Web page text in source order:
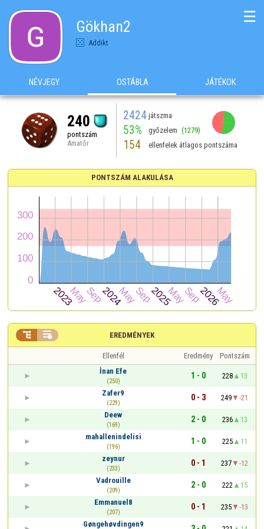
Gökhan2
Addikt
☰
NÉVJEGY OSTÁBLA JÁTÉKOK
240
pontszám
Amatőr
2424 játszma
53% győzelem (1279)
154 ellenfelek átlagos pontszáma
PONTSZÁM ALAKULÁSA
EREDMÉNYEK
 
Ellenfél Eredmény
Pontszám
İnan Efe
(250)
1 - 0 228
13
Zafer9
(229)
0 - 3 249
-21
Deew
(169)
2 - 0 236
13
mahallenindelisi
(196)
1 - 0 225
11
zeynur
(233)
0 - 1 237
-12
Vadrouille
(209)
2 - 0 222
15
Emmanuel8
(207)
0 - 1 235
-13
Gøngehøvdingen9